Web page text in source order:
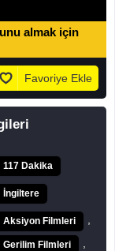
almak için
Favoriye Ekle
117 Dakika
İngiltere
Aksiyon Filmleri
Gerilim Filmleri